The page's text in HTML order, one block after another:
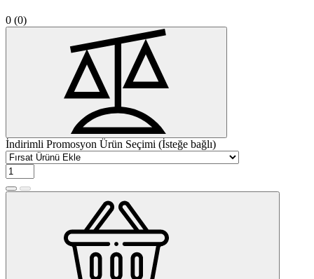
0 (0)
İndirimli Promosyon Ürün Seçimi (İsteğe bağlı)